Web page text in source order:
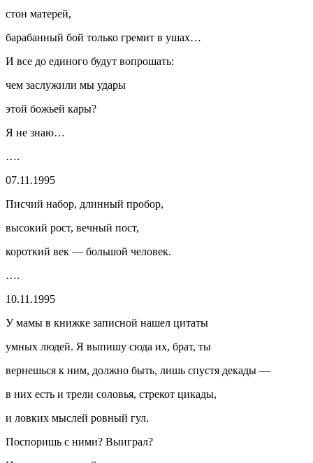
стон матерей,
барабанный бой только гремит в ушах…
И все до единого будут вопрошать:
чем заслужили мы удары
этой божьей кары?
Я не знаю…
….
07.11.1995
Писчий набор, длинный пробор,
высокий рост, вечный пост,
короткий век — большой человек.
….
10.11.1995
У мамы в книжке записной нашел цитаты
умных людей. Я выпишу сюда их, брат, ты
вернешься к ним, должно быть, лишь спустя декады —
в них есть и трели соловья, стрекот цикады,
и ловких мыслей ровный гул.
Поспоришь с ними? Выиграл?